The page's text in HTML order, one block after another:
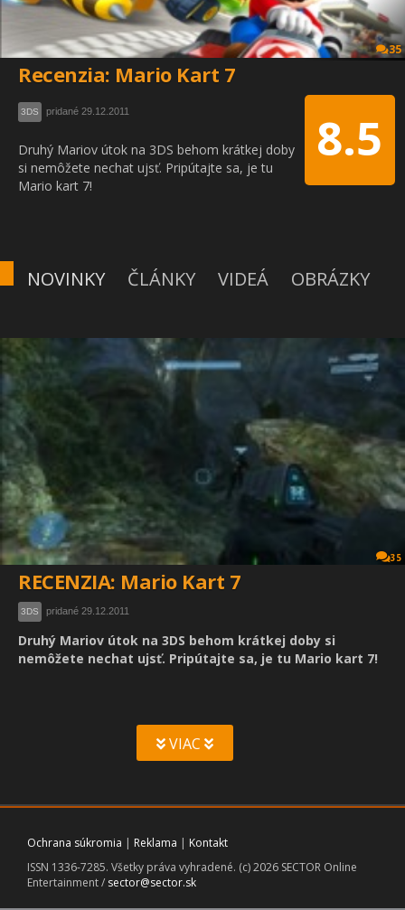
35
Recenzia: Mario Kart 7
8.5
3DS pridané 29.12.2011
Druhý Mariov útok na 3DS behom krátkej doby
si nemôžete nechat ujsť. Pripútajte sa, je tu
Mario kart 7!
NOVINKY ČLÁNKY VIDEÁ OBRÁZKY
35
RECENZIA: Mario Kart 7
3DS pridané 29.12.2011
Druhý Mariov útok na 3DS behom krátkej doby si
nemôžete nechat ujsť. Pripútajte sa, je tu Mario kart 7!
VIAC
Ochrana súkromia | Reklama | Kontakt
ISSN 1336-7285. Všetky práva vyhradené. (c) 2026 SECTOR Online
Entertainment / sector@sector.sk